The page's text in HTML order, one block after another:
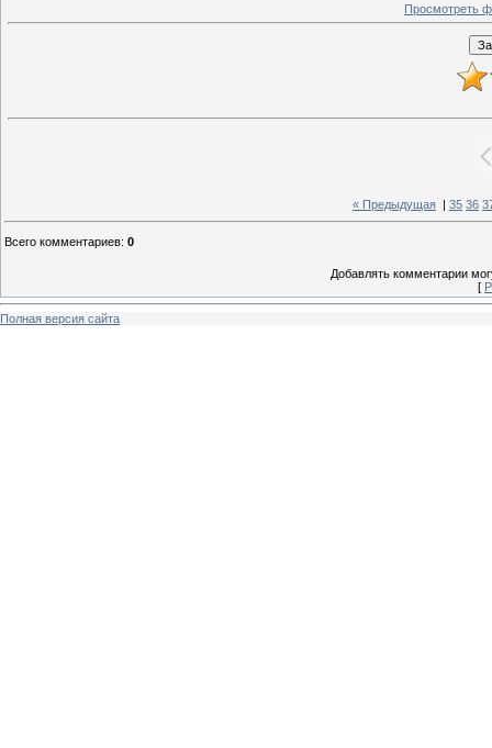
Просмотреть
« Предыдущая 35 36
Всего комментариев: 0
Добавлять комментарии
[
Полная версия сайта